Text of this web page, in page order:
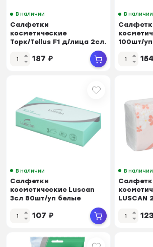
В наличии
Салфетки
косметические
Торк/Tellus F1 д/лица 2сл.
187 ₽
В наличии
100шт/уп
154
В наличии
Салфетки
косметические Luscan
3сл 80шт/уп белые
107 ₽
В наличии
LUSCAN
123